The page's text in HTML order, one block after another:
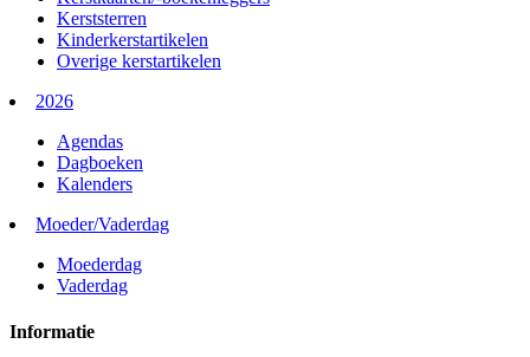
Kerststerren
Kinderkerstartikelen
Overige kerstartikelen
2026
Agendas
Dagboeken
Kalenders
Moeder/Vaderdag
Moederdag
Vaderdag
Informatie